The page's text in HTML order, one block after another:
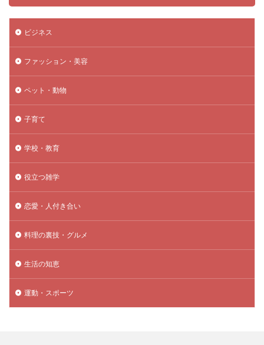
ビジネス
ファッション・美容
ペット・動物
子育て
学校・教育
役立つ雑学
恋愛・人付き合い
料理の裏技・グルメ
生活の知恵
運動・スポーツ